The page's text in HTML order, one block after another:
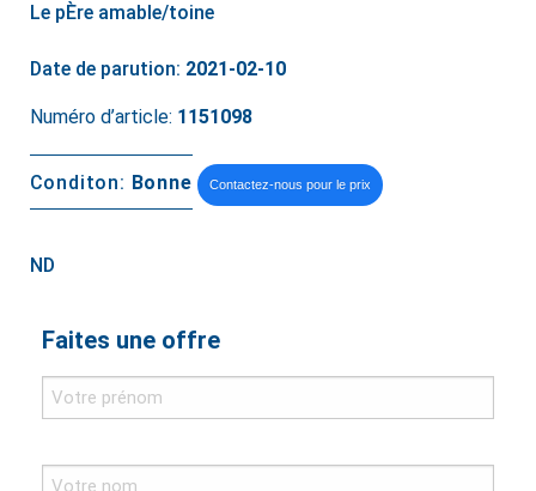
Le pÈre amable/toine
Date de parution: 2021-02-10
Numéro d’article: 1151098
Conditon: Bonne Contactez-nous pour le prix
ND
Faites une offre